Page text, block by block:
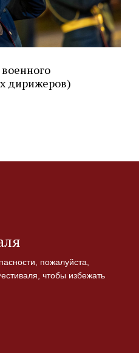
дирижеров)
пожалуйста,
чтобы избежать